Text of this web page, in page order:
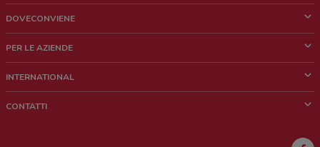
DOVECONVIENE
Chi siamo
Lavora con noi
PER LE AZIENDE
Richieste commerciali e marketing
INTERNATIONAL
CONTATTI